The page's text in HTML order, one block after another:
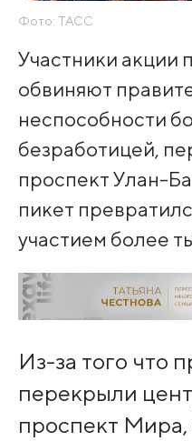
Фото: ТАСС
Участники акции
обвиняют
неспособности
безработицей,
проспект Улан-
пикет
участием более
Из-за того что
перекрыли
проспект Мира,